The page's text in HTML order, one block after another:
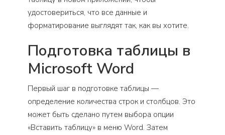
удостовериться, что все данные и
форматирование выглядят так, как вы хотите.
Подготовка таблицы в
Microsoft Word
Первый шаг в подготовке таблицы —
определение количества строк и столбцов. Это
может быть сделано путем выбора опции
«Вставить таблицу» в меню Word. Затем